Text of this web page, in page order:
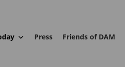
Press Friends of DAM